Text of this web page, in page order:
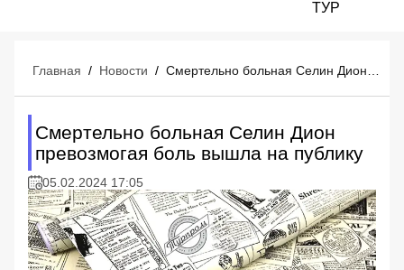
ТУРИЗМ
Главная / Новости /
Смертельно больная Селин Дион
превозмогая боль вышла на публику
05.02.2024 17:05